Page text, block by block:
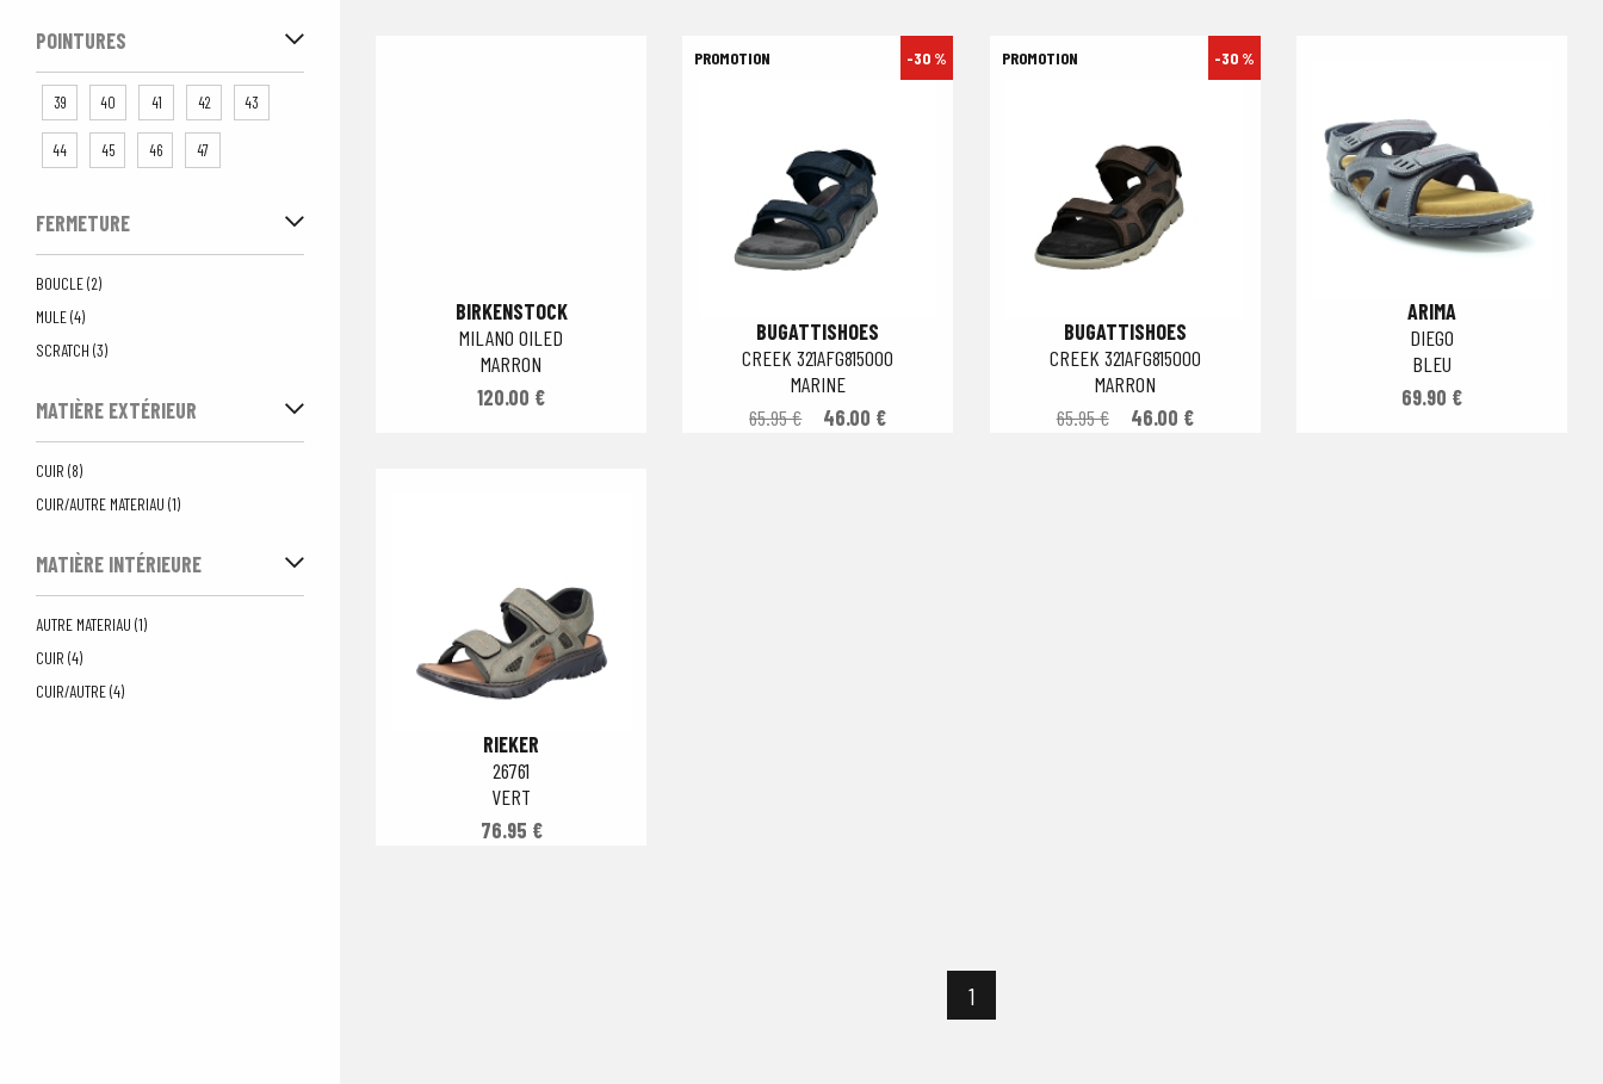
POINTURES
39 40 41 42 43
44 45 46 47
FERMETURE
BOUCLE (2)
MULE (4)
SCRATCH (3)
MATIÈRE EXTÉRIEUR
CUIR (8)
CUIR/AUTRE MATERIAU (1)
MATIÈRE INTÉRIEURE
AUTRE MATERIAU (1)
CUIR (4)
CUIR/AUTRE (4)
BIRKENSTOCK
MILANO OILED
MARRON
120.00 €
-30 %
BUGATTISHOES
CREEK 321AFG815000
MARINE
65.95 €
46.00 €
-30 %
BUGATTISHOES
CREEK 321AFG815000
MARRON
65.95 €
46.00 €
ARIMA
DIEGO
BLEU
69.90 €
RIEKER
26761
VERT
76.95 €
1